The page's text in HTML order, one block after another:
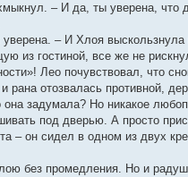
– И да, ты уверена, что
– И Хлоя
из гостиной, все же не
Лео почувствовал, что
рана отозвалась противной,
она задумала? Но никакое
под дверью. А просто
– он сидел в одном из двух
без промедления. Но и